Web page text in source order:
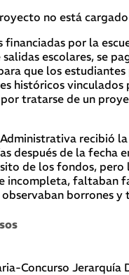
no está cargado
financiadas por la
escolares, se
que los
históricos
tratarse de un
recibió
después de la fecha
de los fondos, pero
incompleta, faltaban
borrones y
Concurso Jerarquía